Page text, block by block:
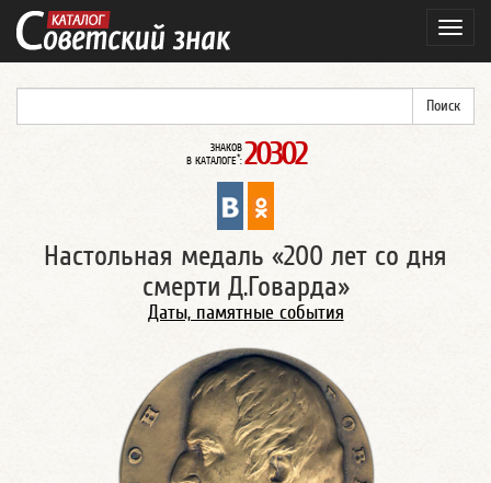
ЗНАКОВ
В КАТАЛОГЕ*: 20302
Настольная медаль «200 лет со дня
смерти Д.Говарда»
Даты, памятные события